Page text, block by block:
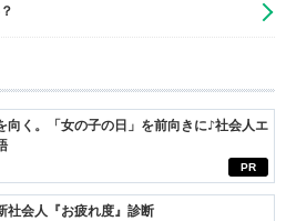
PR
向く。「女の子の日」を前向きに♪社会人エ
社会人『お疲れ度』診断